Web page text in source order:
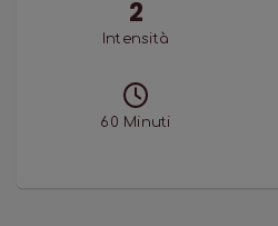
2
Intensità
60 Minuti